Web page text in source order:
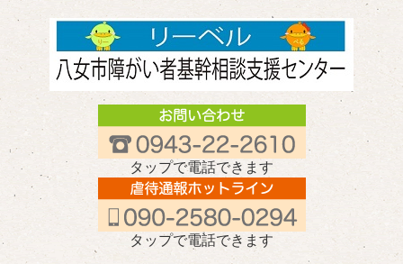
タップで電話できます
タップで電話できます